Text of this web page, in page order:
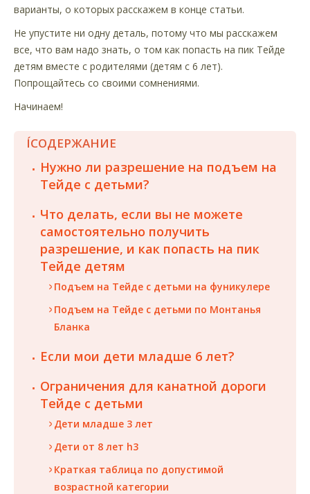
варианты, о которых расскажем в конце статьи.
Не упустите ни одну деталь, потому что мы расскажем
все, что вам надо знать, о том как попасть на пик Тейде
детям вместе с родителями (детям с 6 лет).
Попрощайтесь со своими сомнениями.
Начинаем!
ÍСОДЕРЖАНИЕ
Нужно ли разрешение на подъем на
Тейде с детьми?
Что делать, если вы не можете
самостоятельно получить
разрешение, и как попасть на пик
Тейде детям
Подъем на Тейде с детьми на фуникулере
Подъем на Тейде с детьми по Монтанья
Бланка
Если мои дети младше 6 лет?
Ограничения для канатной дороги
Тейде с детьми
Дети младше 3 лет
Дети от 8 лет h3
Краткая таблица по допустимой
возрастной категории